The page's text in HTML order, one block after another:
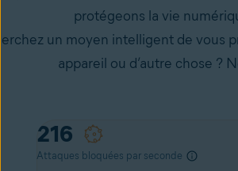
protégeons la vie
un moyen intelligent de vous
appareil ou d’autre chose ?
177
Attaques bloquées par seconde